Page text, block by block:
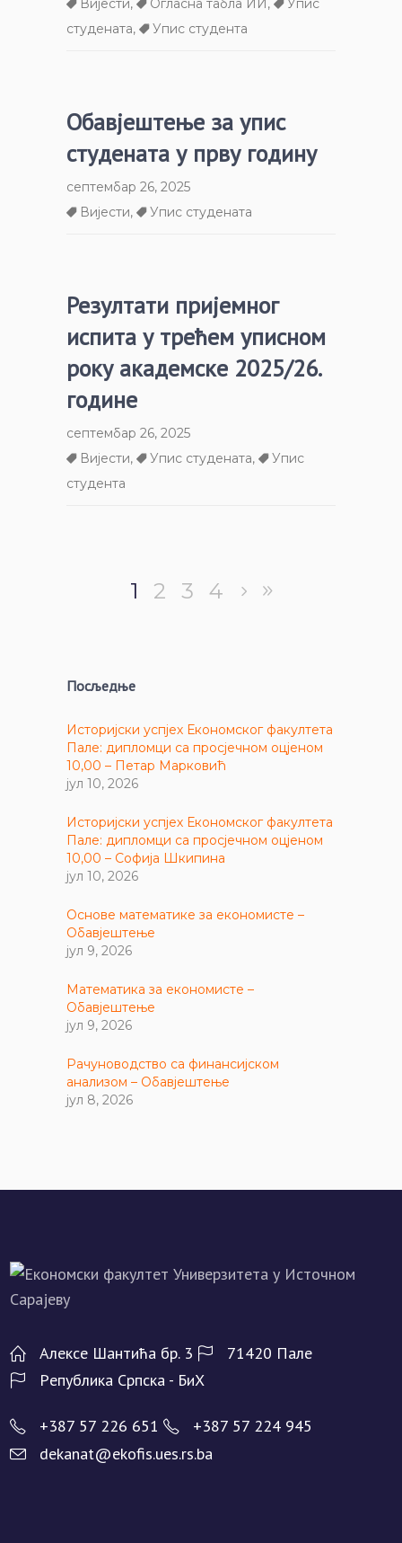
студената, Упис студента
Обавјештење за упис
студената у прву годину
септембар 26, 2025
Вијести, Упис студената
Резултати пријемног
испита у трећем уписном
року академске 2025/26.
године
септембар 26, 2025
Вијести, Упис студената,
Упис
студента
1 2 3 4
Посљедње
Историјски успјех Економског факултета
Пале: дипломци са просјечном оцјеном
10,00 – Петар Марковић
јул 10, 2026
Историјски успјех Економског факултета
Пале: дипломци са просјечном оцјеном
10,00 – Софија Шкипина
јул 10, 2026
Основе математике за економисте –
Обавјештење
јул 9, 2026
Математика за економисте –
Обавјештење
јул 9, 2026
Рачуноводство са финансијском
анализом – Обавјештење
јул 8, 2026
Алeксe Шантића бр. 3
71420 Палe
Рeпублика Српска - БиХ
+387 57 226 651
+387 57 224 945
dekanat@ekofis.ues.rs.ba